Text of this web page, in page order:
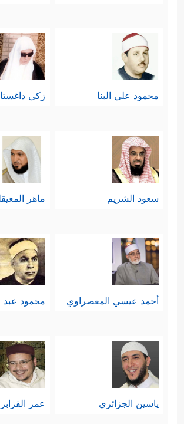
محمود علي البنا زكي
سعود الشريم ماهر
أحمد عيسي المعصراوي محمود عبد
ياسين الجزائري عمر